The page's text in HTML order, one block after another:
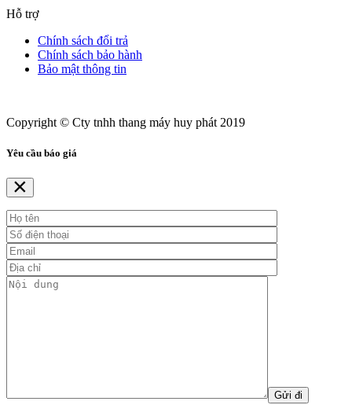
Hỗ trợ
Chính sách đổi trả
Chính sách bảo hành
Bảo mật thông tin
Copyright © Cty tnhh thang máy huy phát 2019
Yêu cầu báo giá
×